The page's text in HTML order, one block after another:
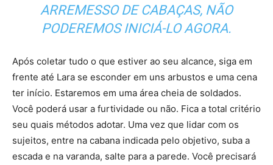
ARREMESSO DE CABAÇAS, NÃO
PODEREMOS INICIÁ-LO AGORA.
Após coletar tudo o que estiver ao seu alcance, siga em
frente até Lara se esconder em uns arbustos e uma cena
ter início. Estaremos em uma área cheia de soldados.
Você poderá usar a furtividade ou não. Fica a total critério
seu quais métodos adotar. Uma vez que lidar com os
sujeitos, entre na cabana indicada pelo objetivo, suba a
escada e na varanda, salte para a parede. Você precisará